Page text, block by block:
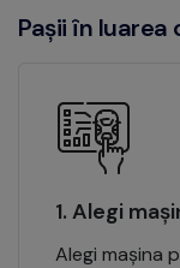
Pașii în
1. Alegi
Alegi mașina